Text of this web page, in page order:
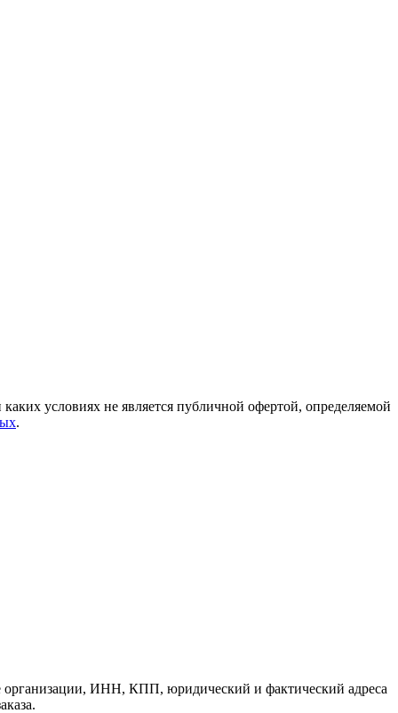
условиях не является публичной офертой, определяемой
.
организации, ИНН, КПП, юридический и фактический адреса